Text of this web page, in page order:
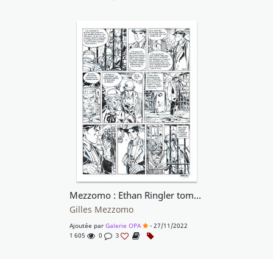
Mezzomo : Ethan Ringler tome 4 planche 6
Gilles Mezzomo
Ajoutée par Galerie OPA
- 27/11/2022
1 605
0 3